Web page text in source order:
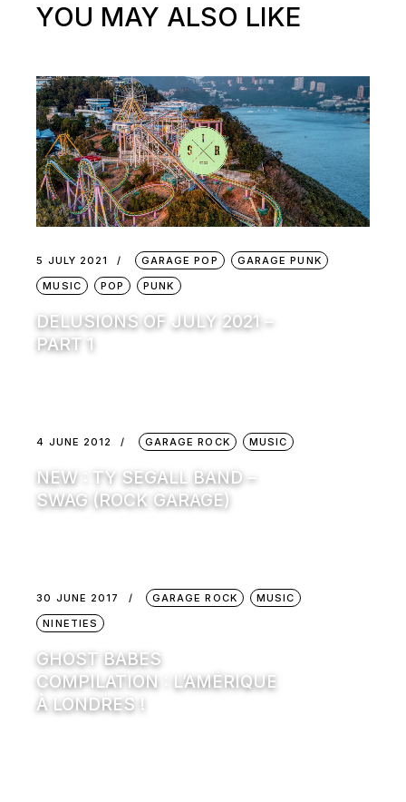
YOU MAY ALSO LIKE
5 JULY 2021 GARAGE POP
GARAGE PUNK
MUSIC
POP PUNK
DELUSIONS OF JULY 2021 –
PART 1
4 JUNE 2012 GARAGE ROCK MUSIC
NEW : TY SEGALL BAND –
SWAG (ROCK GARAGE)
30 JUNE 2017 GARAGE ROCK
MUSIC
NINETIES
GHOST BABES
COMPILATION : L’AMÉRIQUE
À LONDRES !